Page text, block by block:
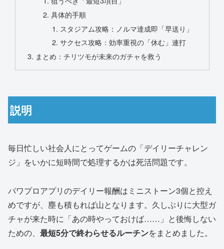
具体的手順
スタジアム攻略：ノルマ達成即「早送り」
サクセス攻略：効率重視の「休む」連打
まとめ：チリツモが未来のガチャを救う
説明
毎日忙しい社会人にとってゲームの「デイリーチャレン
ジ」をいかに短時間で処理するかは死活問題です。
パワプロアプリのデイリー報酬はミニストーン3個と控え
めですが、塵も積もれば山となります。久しぶりに大型ガ
チャが来た時に「あの時やっておけば……」と後悔しない
ための、 最短5分で終わらせるルーチンをまとめました。